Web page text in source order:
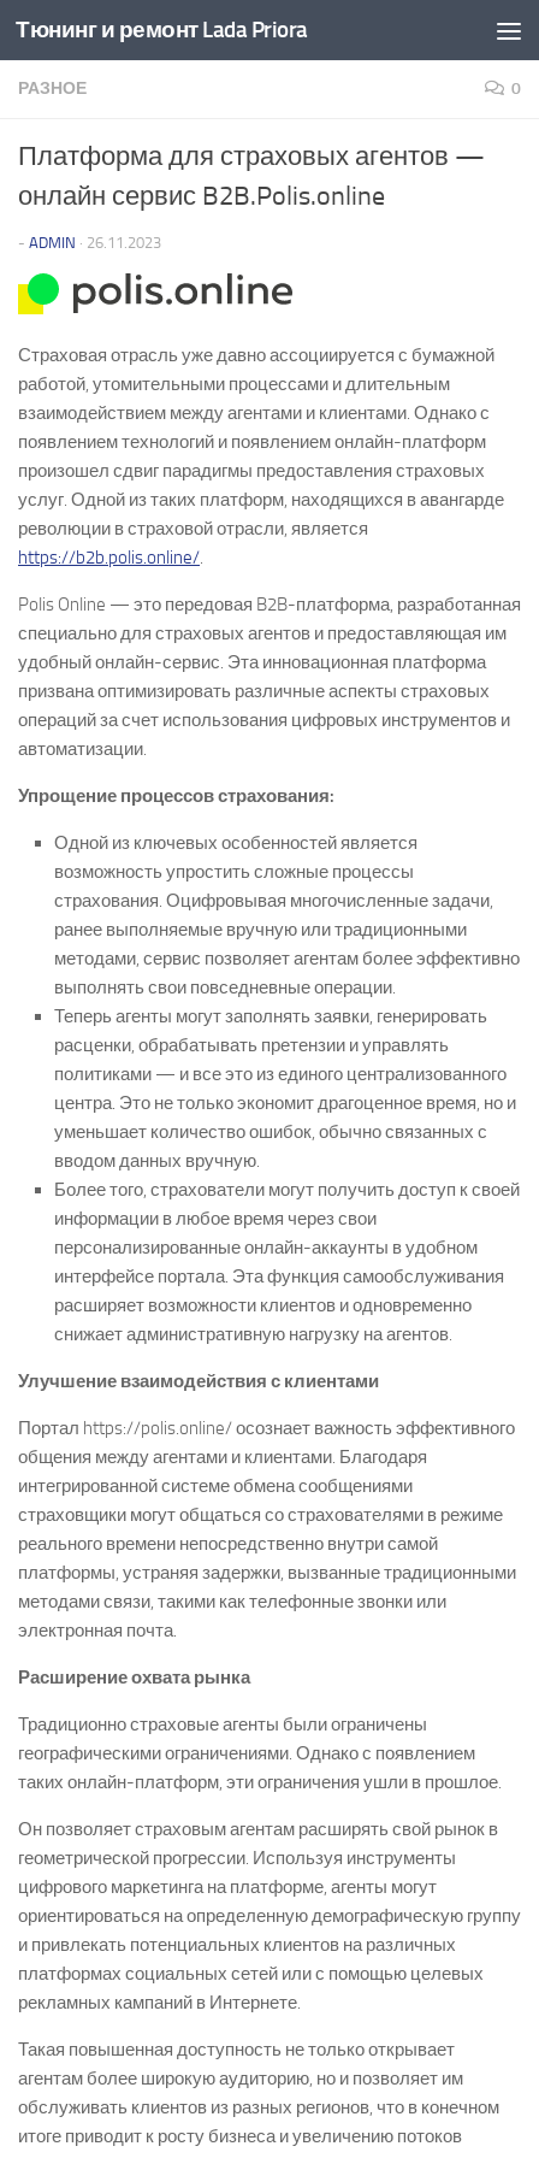
Перейти к содержимому
Тюнинг и ремонт Lada Priora
РАЗНОЕ 0
Платформа для страховых агентов —
онлайн сервис B2B.Polis.online
- ADMIN · 26.11.2023
Страховая отрасль уже давно ассоциируется с бумажной
работой, утомительными процессами и длительным
взаимодействием между агентами и клиентами. Однако с
появлением технологий и появлением онлайн-платформ
произошел сдвиг парадигмы предоставления страховых
услуг. Одной из таких платформ, находящихся в авангарде
революции в страховой отрасли, является
https://b2b.polis.online/.
Polis Online — это передовая B2B-платформа, разработанная
специально для страховых агентов и предоставляющая им
удобный онлайн-сервис. Эта инновационная платформа
призвана оптимизировать различные аспекты страховых
операций за счет использования цифровых инструментов и
автоматизации.
Упрощение процессов страхования:
Одной из ключевых особенностей является
возможность упростить сложные процессы
страхования. Оцифровывая многочисленные задачи,
ранее выполняемые вручную или традиционными
методами, сервис позволяет агентам более эффективно
выполнять свои повседневные операции.
Теперь агенты могут заполнять заявки, генерировать
расценки, обрабатывать претензии и управлять
политиками — и все это из единого централизованного
центра. Это не только экономит драгоценное время, но и
уменьшает количество ошибок, обычно связанных с
вводом данных вручную.
Более того, страхователи могут получить доступ к своей
информации в любое время через свои
персонализированные онлайн-аккаунты в удобном
интерфейсе портала. Эта функция самообслуживания
расширяет возможности клиентов и одновременно
снижает административную нагрузку на агентов.
Улучшение взаимодействия с клиентами
Портал https://polis.online/ осознает важность эффективного
общения между агентами и клиентами. Благодаря
интегрированной системе обмена сообщениями
страховщики могут общаться со страхователями в режиме
реального времени непосредственно внутри самой
платформы, устраняя задержки, вызванные традиционными
методами связи, такими как телефонные звонки или
электронная почта.
Расширение охвата рынка
Традиционно страховые агенты были ограничены
географическими ограничениями. Однако с появлением
таких онлайн-платформ, эти ограничения ушли в прошлое.
Он позволяет страховым агентам расширять свой рынок в
геометрической прогрессии. Используя инструменты
цифрового маркетинга на платформе, агенты могут
ориентироваться на определенную демографическую группу
и привлекать потенциальных клиентов на различных
платформах социальных сетей или с помощью целевых
рекламных кампаний в Интернете.
Такая повышенная доступность не только открывает
агентам более широкую аудиторию, но и позволяет им
обслуживать клиентов из разных регионов, что в конечном
итоге приводит к росту бизнеса и увеличению потоков